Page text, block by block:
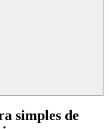
simples de